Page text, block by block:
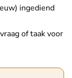
ingediend
of taak voor